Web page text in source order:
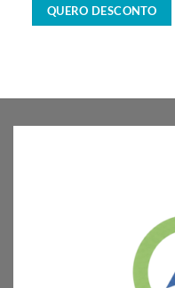
QUERO DESCONTO